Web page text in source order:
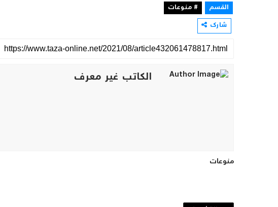
القسم
# منوعات
شارك
الكاتب غير معرف
منوعات